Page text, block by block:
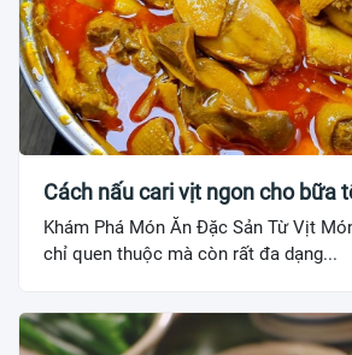
Cách nấu cari vịt ngon cho bữa
Khám Phá Món Ăn Đặc Sản Từ Vịt
chỉ quen thuộc mà còn rất đa dạng...